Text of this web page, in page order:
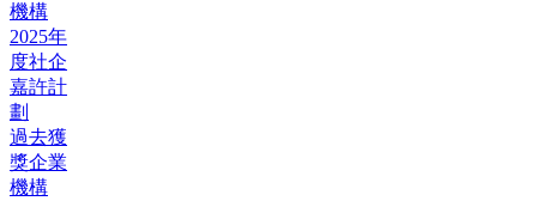
機構
2025年
度社企
嘉許計
劃
過去獲
獎企業
機構